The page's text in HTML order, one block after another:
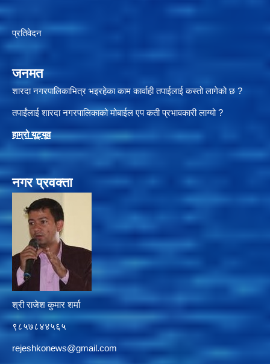
प्रतिवेदन
जनमत
शारदा नगरपालिकाभित्र भइरहेका काम कार्वाही तपाईलाई कस्तो लागेको छ ?
तपाईंलाई शारदा नगरपालिकाको मोबाईल एप कती प्रभावकारी लाग्यो ?
हाम्रो यूट्यूव
नगर प्रवक्ता
श्री राजेश कुमार शर्मा
९८५७८४४५६५
rejeshkonews@gmail.com